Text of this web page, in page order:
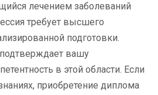
лечением заболеваний
требует высшего
подготовки.
вашу
в этой области. Если
приобретение диплома